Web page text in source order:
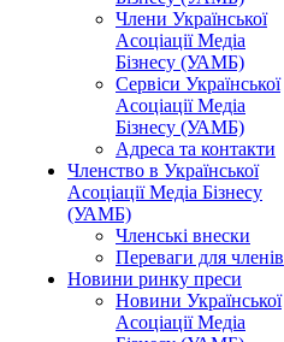
Члени Української
Асоціації Медіа
Бізнесу (УАМБ)
Сервіси Української
Асоціації Медіа
Бізнесу (УАМБ)
Адреса та контакти
Членство в Української
Асоціації Медіа Бізнесу
(УАМБ)
Членські внески
Переваги для членів
Новини ринку преси
Новини Української
Асоціації Медіа